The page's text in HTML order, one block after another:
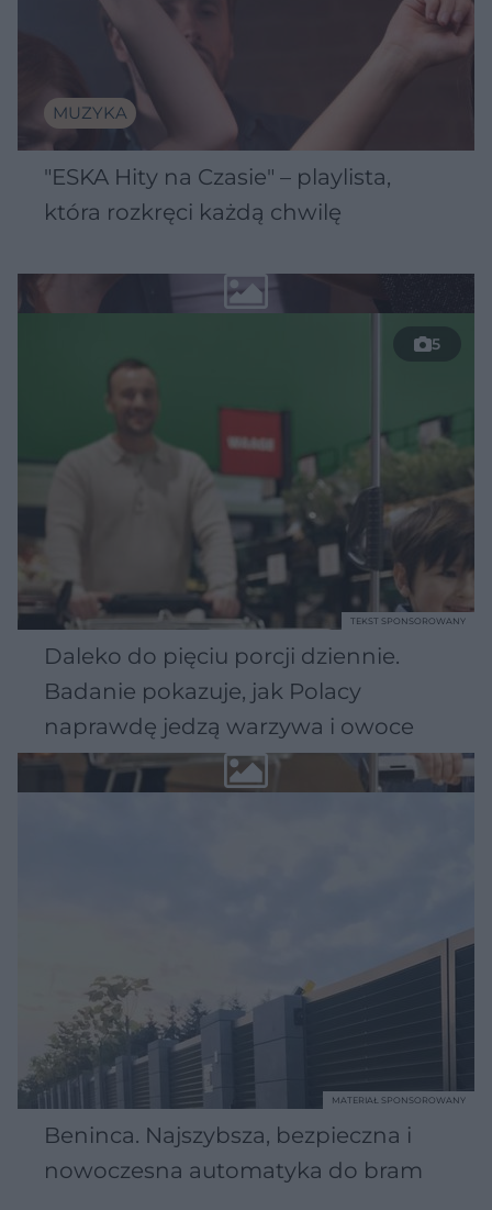
MUZYKA
"ESKA Hity na Czasie" – playlista,
która rozkręci każdą chwilę
5
Daleko do pięciu porcji dziennie.
Badanie pokazuje, jak Polacy
naprawdę jedzą warzywa i owoce
TEKST SPONSOROWANY
Beninca. Najszybsza, bezpieczna i
nowoczesna automatyka do bram
MATERIAŁ SPONSOROWANY